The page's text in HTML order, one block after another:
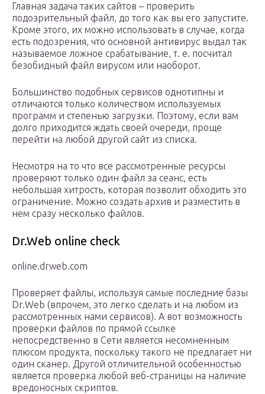
Главная задача таких сайтов – проверить
подозрительный файл, до того как вы его запустите.
Кроме этого, их можно использовать в случае, когда
есть подозрения, что основной антивирус выдал так
называемое ложное срабатывание, т. е. посчитал
безобидный файл вирусом или наоборот.
Большинство подобных сервисов однотипны и
отличаются только количеством используемых
программ и степенью загрузки. Поэтому, если вам
долго приходится ждать своей очереди, проще
перейти на любой другой сайт из списка.
Несмотря на то что все рассмотренные ресурсы
проверяют только один файл за сеанс, есть
небольшая хитрость, которая позволит обходить это
ограничение. Можно создать архив и разместить в
нем сразу несколько файлов.
Dr.Web online check
online.drweb.com
Проверяет файлы, используя самые последние базы
Dr.Web (впрочем, это легко сделать и на любом из
рассмотренных нами сервисов). А вот возможность
проверки файлов по прямой ссылке
непосредственно в Сети является несомненным
плюсом продукта, поскольку такого не предлагает ни
один сканер. Другой отличительной особенностью
является проверка любой веб-страницы на наличие
вредоносных скриптов.